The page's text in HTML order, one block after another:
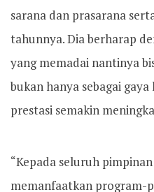
sarana dan prasarana
tahunnya. Dia berharap
yang memadai nantinya
bukan hanya sebagai
prestasi semakin
“Kepada seluruh
memanfaatkan program-